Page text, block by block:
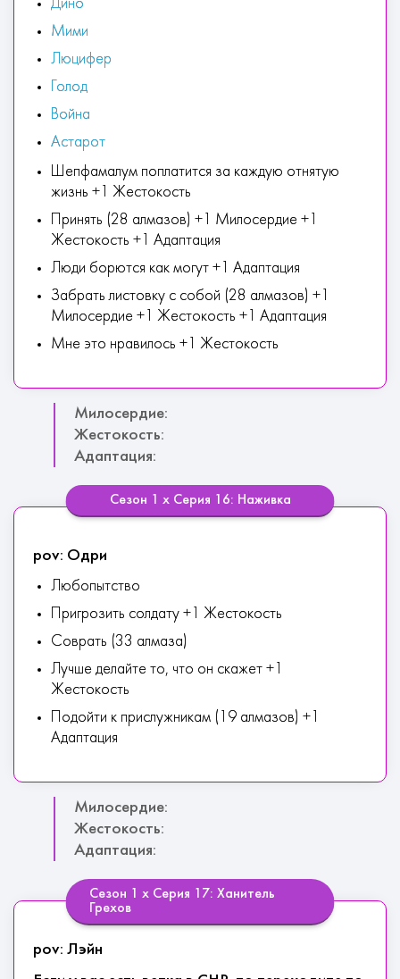
Дино
Мими
Люцифер
Голод
Война
Астарот
Шепфамалум поплатится за каждую отнятую
жизнь +1 Жестокость
Принять (28 алмазов) +1 Милосердие +1
Жестокость +1 Адаптация
Люди борются как могут +1 Адаптация
Забрать листовку с собой (28 алмазов) +1
Милосердие +1 Жестокость +1 Адаптация
Мне это нравилось +1 Жестокость
Милосердие:
Жестокость:
Адаптация:
Сезон 1 х Серия 16: Наживка
pov: Одри
Любопытство
Пригрозить солдату +1 Жестокость
Соврать (33 алмаза)
Лучше делайте то, что он скажет +1
Жестокость
Подойти к прислужникам (19 алмазов) +1
Адаптация
Милосердие:
Жестокость:
Адаптация:
Сезон 1 х Серия 17: Ханитель
Грехов
pov: Лэйн